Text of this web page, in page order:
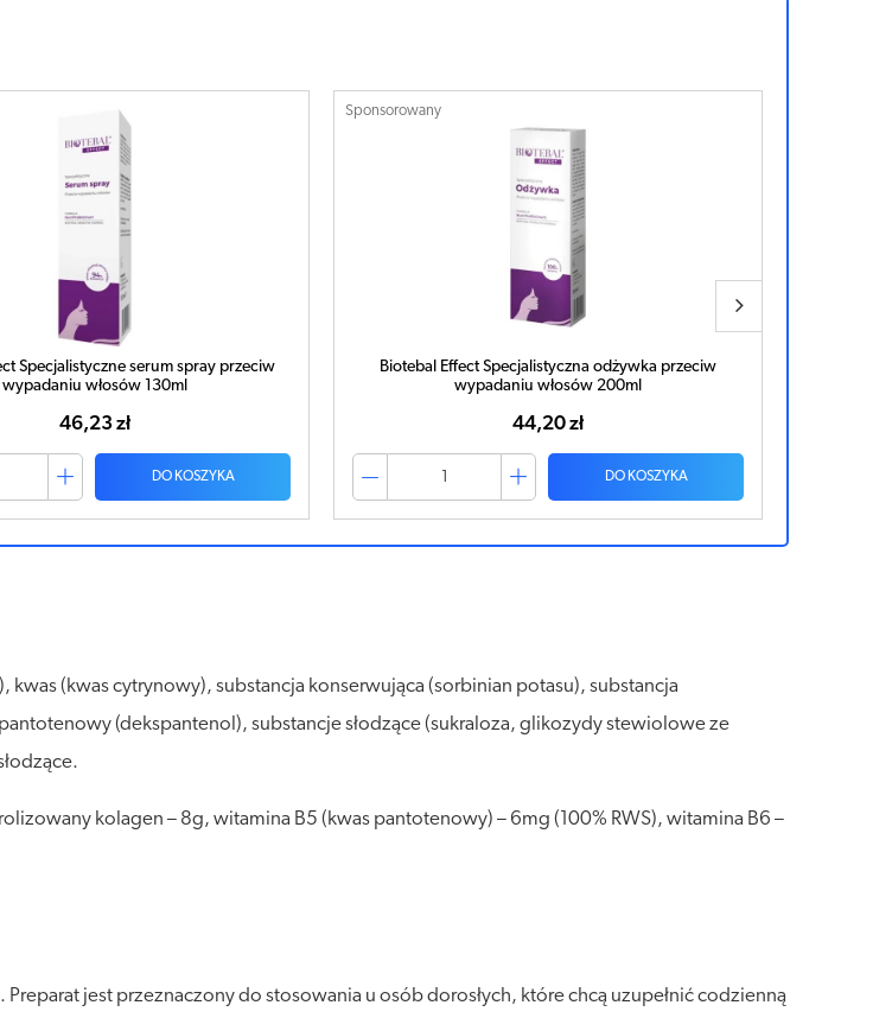
Specjalistyczna odżywka przeciw
wypadaniu włosów 200ml
44,20 zł
DO KOSZYKA
Sponsorowany
Biotebal Men szampon 150ml
42,83 zł
DO KOSZYKA
(kwas cytrynowy), substancja konserwująca (sorbinian potasu), substancja
(dekspantenol), substancje słodzące (sukraloza, glikozydy stewiolowe ze
kolagen – 8g, witamina B5 (kwas pantotenowy) – 6mg (100% RWS), witamina B6 –
jest przeznaczony do stosowania u osób dorosłych, które chcą uzupełnić codzienną